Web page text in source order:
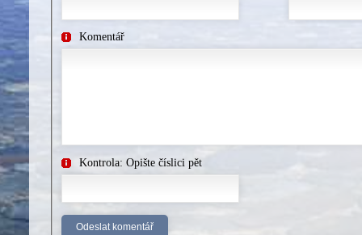
Komentář
Kontrola: Opište číslici pět